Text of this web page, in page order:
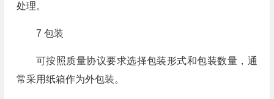
处理。
7 包装
可按照质量协议要求选择包装形式和包装数量，通
常采用纸箱作为外包装。